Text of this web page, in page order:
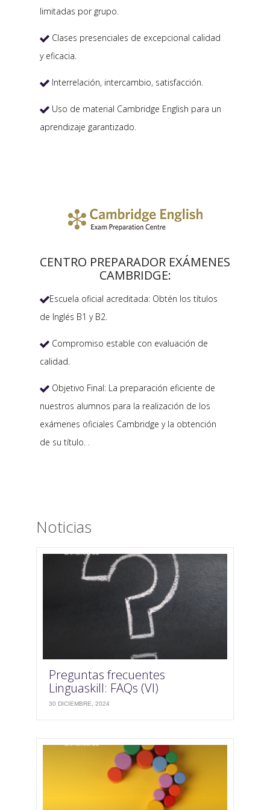
limitadas por grupo.
 Clases presenciales de excepcional calidad
y eficacia.
 Interrelación, intercambio, satisfacción.
 Uso de material Cambridge English para un
aprendizaje garantizado.
CENTRO PREPARADOR EXÁMENES
CAMBRIDGE:
Escuela oficial acreditada: Obtén los títulos
de Inglés B1 y B2.
 Compromiso estable con evaluación de
calidad.
 Objetivo Final: La preparación eficiente de
nuestros alumnos para la realización de los
exámenes oficiales Cambridge y la obtención
de su título. .
Noticias
Preguntas frecuentes
Linguaskill: FAQs (VI)
30 DICIEMBRE, 2024